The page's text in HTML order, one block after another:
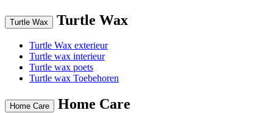
Turtle Wax Turtle Wax
Turtle Wax exterieur
Turtle wax interieur
Turtle wax poets
Turtle wax Toebehoren
Home Care Home Care